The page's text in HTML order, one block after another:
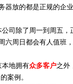
器放的都是正规的企
公司除了周一到周五，
六周日都会有人值班，
本地拥有众多客户之外
案例。